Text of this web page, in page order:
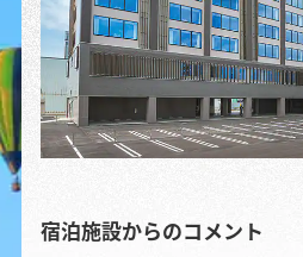
宿泊施設からのコメント